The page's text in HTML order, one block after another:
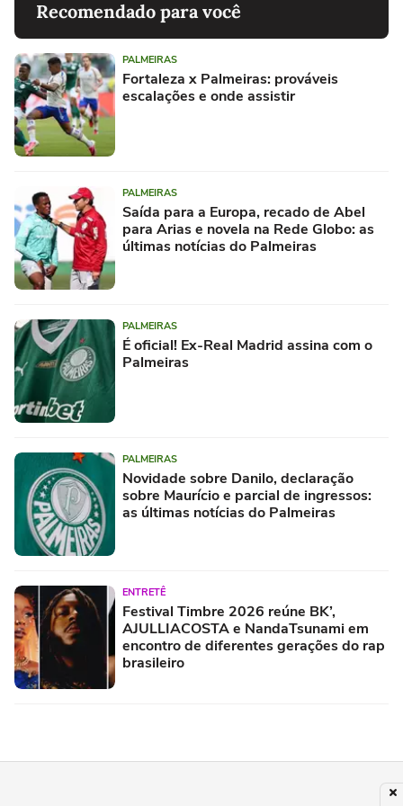
Recomendado para você
PALMEIRAS
Fortaleza x Palmeiras: prováveis
escalações e onde assistir
PALMEIRAS
Saída para a Europa, recado de Abel
para Arias e novela na Rede Globo: as
últimas notícias do Palmeiras
PALMEIRAS
É oficial! Ex-Real Madrid assina com o
Palmeiras
PALMEIRAS
Novidade sobre Danilo, declaração
sobre Maurício e parcial de ingressos:
as últimas notícias do Palmeiras
ENTRETÊ
Festival Timbre 2026 reúne BK’,
AJULLIACOSTA e NandaTsunami em
encontro de diferentes gerações do rap
brasileiro